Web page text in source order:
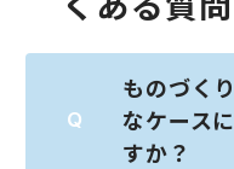
ものづく
なケース
すか？